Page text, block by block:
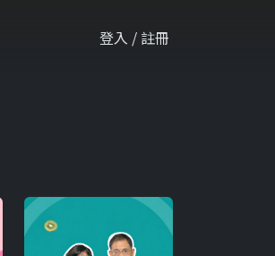
登入 / 註冊